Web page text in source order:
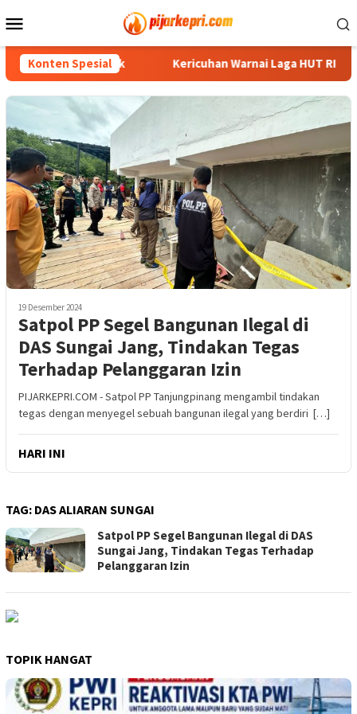
ke
Mobile
Konten Spesial
Taruna Anggrek Kericuhan Warnai Laga HUT RI di
19 Desember 2024
Satpol PP Segel Bangunan Ilegal di
DAS Sungai Jang, Tindakan Tegas
Terhadap Pelanggaran Izin
PIJARKEPRI.COM - Satpol PP Tanjungpinang mengambil tindakan
tegas dengan menyegel sebuah bangunan ilegal yang berdiri […]
HARI INI
TAG: DAS ALIARAN SUNGAI
Satpol PP Segel Bangunan Ilegal di DAS
Sungai Jang, Tindakan Tegas Terhadap
Pelanggaran Izin
TOPIK HANGAT